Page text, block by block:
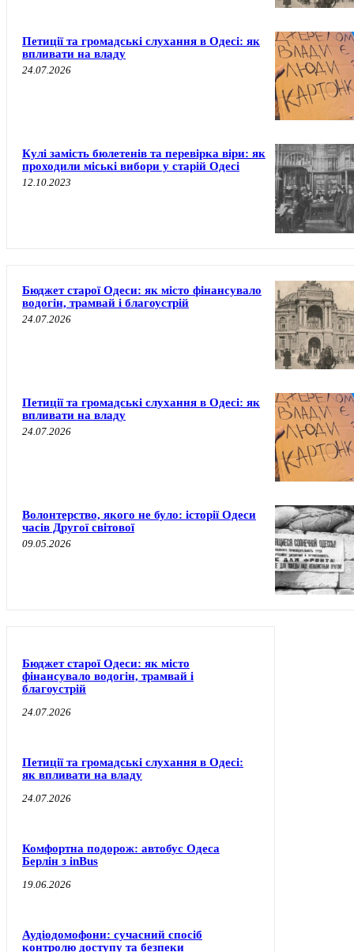
Петиції та громадські слухання в Одесі: як
впливати на владу
24.07.2026
Кулі замість бюлетенів та перевірка віри: як
проходили міські вибори у старій Одесі
12.10.2023
Бюджет старої Одеси: як місто фінансувало
водогін, трамвай і благоустрій
24.07.2026
Петиції та громадські слухання в Одесі: як
впливати на владу
24.07.2026
Волонтерство, якого не було: історії Одеси
часів Другої світової
09.05.2026
Бюджет старої Одеси: як місто
фінансувало водогін, трамвай і
благоустрій
24.07.2026
Петиції та громадські слухання в Одесі:
як впливати на владу
24.07.2026
Комфортна подорож: автобус Одеса
Берлін з inBus
19.06.2026
Аудіодомофони: сучасний спосіб
контролю доступу та безпеки